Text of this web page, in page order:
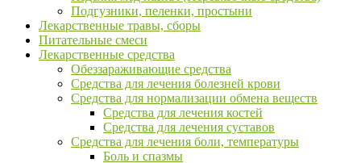
Подгузники, пеленки, простыни
Лекарственные травы, сборы
Питательные смеси
Лекарственные средства
Обеззараживающие средства
Средства для лечения болезней крови
Средства для нормализации обмена веществ
Средства для лечения костей
Средства для лечения суставов
Средства для лечения боли, температуры
Боль и спазмы